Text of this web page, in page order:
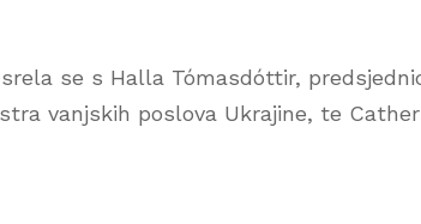
se s Halla Tómasdóttir,
vanjskih poslova Ukrajine, te